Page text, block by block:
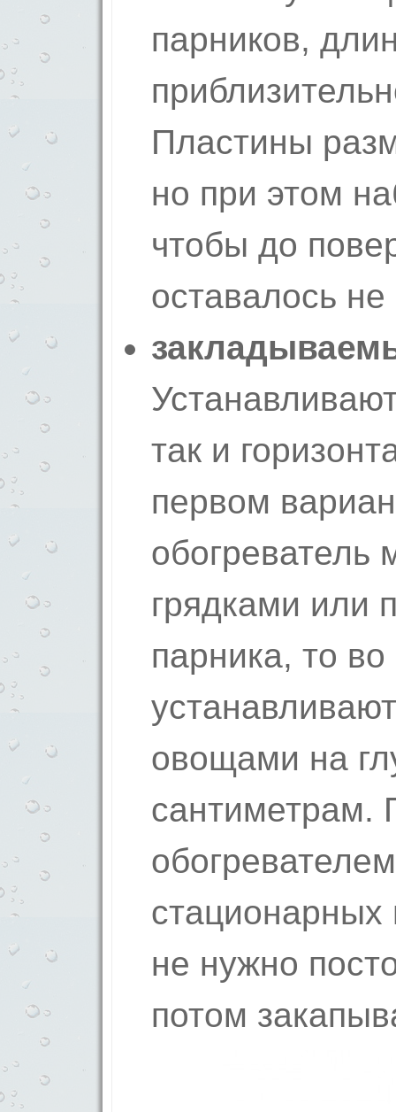
парников,
Пластины
но при этом
чтобы до
оставалось
так и
первом
обогреватель
грядками или
парника, то
овощами на
сантиметрам.
стационарных
не нужно
потом